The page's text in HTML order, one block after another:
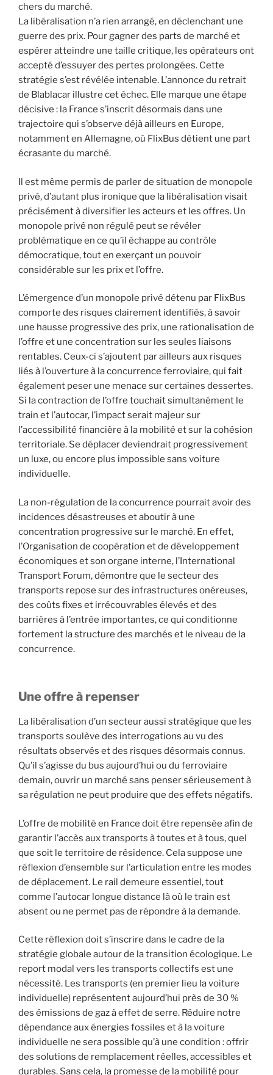
chers du marché.
La libéralisation n’a rien arrangé, en déclenchant une
guerre des prix. Pour gagner des parts de marché et
espérer atteindre une taille critique, les opérateurs ont
accepté d’essuyer des pertes prolongées. Cette
stratégie s’est révélée intenable. L’annonce du retrait
de Blablacar illustre cet échec. Elle marque une étape
décisive : la France s’inscrit désormais dans une
trajectoire qui s’observe déjà ailleurs en Europe,
notamment en Allemagne, où FlixBus détient une part
écrasante du marché.
Il est même permis de parler de situation de monopole
privé, d’autant plus ironique que la libéralisation visait
précisément à diversifier les acteurs et les offres. Un
monopole privé non régulé peut se révéler
problématique en ce qu’il échappe au contrôle
démocratique, tout en exerçant un pouvoir
considérable sur les prix et l’offre.
L’émergence d’un monopole privé détenu par FlixBus
comporte des risques clairement identifiés, à savoir
une hausse progressive des prix, une rationalisation de
l’offre et une concentration sur les seules liaisons
rentables. Ceux-ci s’ajoutent par ailleurs aux risques
liés à l’ouverture à la concurrence ferroviaire, qui fait
également peser une menace sur certaines dessertes.
Si la contraction de l’offre touchait simultanément le
train et l’autocar, l’impact serait majeur sur
l’accessibilité financière à la mobilité et sur la cohésion
territoriale. Se déplacer deviendrait progressivement
un luxe, ou encore plus impossible sans voiture
individuelle.
La non-régulation de la concurrence pourrait avoir des
incidences désastreuses et aboutir à une
concentration progressive sur le marché. En effet,
l’Organisation de coopération et de développement
économiques et son organe interne, l’International
Transport Forum, démontre que le secteur des
transports repose sur des infrastructures onéreuses,
des coûts fixes et irrécouvrables élevés et des
barrières à l’entrée importantes, ce qui conditionne
fortement la structure des marchés et le niveau de la
concurrence.
Une offre à repenser
La libéralisation d’un secteur aussi stratégique que les
transports soulève des interrogations au vu des
résultats observés et des risques désormais connus.
Qu’il s’agisse du bus aujourd’hui ou du ferroviaire
demain, ouvrir un marché sans penser sérieusement à
sa régulation ne peut produire que des effets négatifs.
L’offre de mobilité en France doit être repensée afin de
garantir l’accès aux transports à toutes et à tous, quel
que soit le territoire de résidence. Cela suppose une
réflexion d’ensemble sur l’articulation entre les modes
de déplacement. Le rail demeure essentiel, tout
comme l’autocar longue distance là où le train est
absent ou ne permet pas de répondre à la demande.
Cette réflexion doit s’inscrire dans le cadre de la
stratégie globale autour de la transition écologique. Le
report modal vers les transports collectifs est une
nécessité. Les transports (en premier lieu la voiture
individuelle) représentent aujourd’hui près de 30 %
des émissions de gaz à effet de serre. Réduire notre
dépendance aux énergies fossiles et à la voiture
individuelle ne sera possible qu’à une condition : offrir
des solutions de remplacement réelles, accessibles et
durables. Sans cela, la promesse de la mobilité pour